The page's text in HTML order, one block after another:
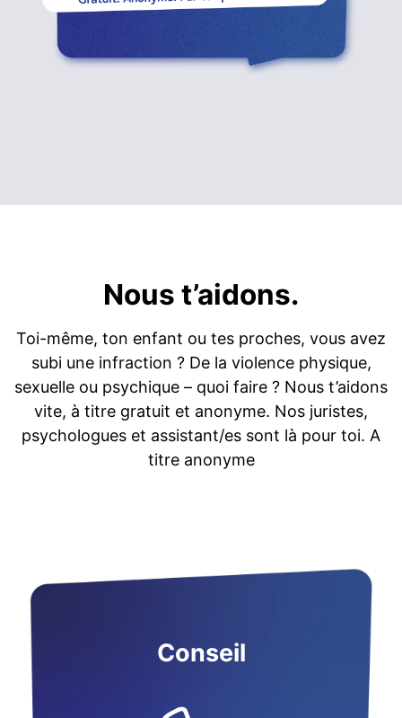
Nous t’aidons.
Toi-même, ton enfant ou tes proches, vous avez
subi une infraction ? De la violence physique,
sexuelle ou psychique – quoi faire ? Nous t’aidons
vite, à titre gratuit et anonyme. Nos juristes,
psychologues et assistant/es sont là pour toi. A
titre anonyme
Conseil